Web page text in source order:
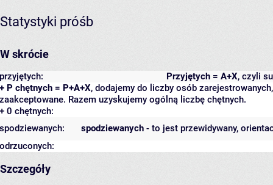
Statystyki próśb
W skrócie
Przyjętych = A+X, czyli
przyjętych:
+ P chętnych = P+A+X, dodajemy do liczby osób
zaakceptowane. Razem uzyskujemy ogólną liczbę chętnych.
+ 0 chętnych:
spodziewanych - to jest przewidywany,
spodziewanych:
odrzuconych:
Szczegóły